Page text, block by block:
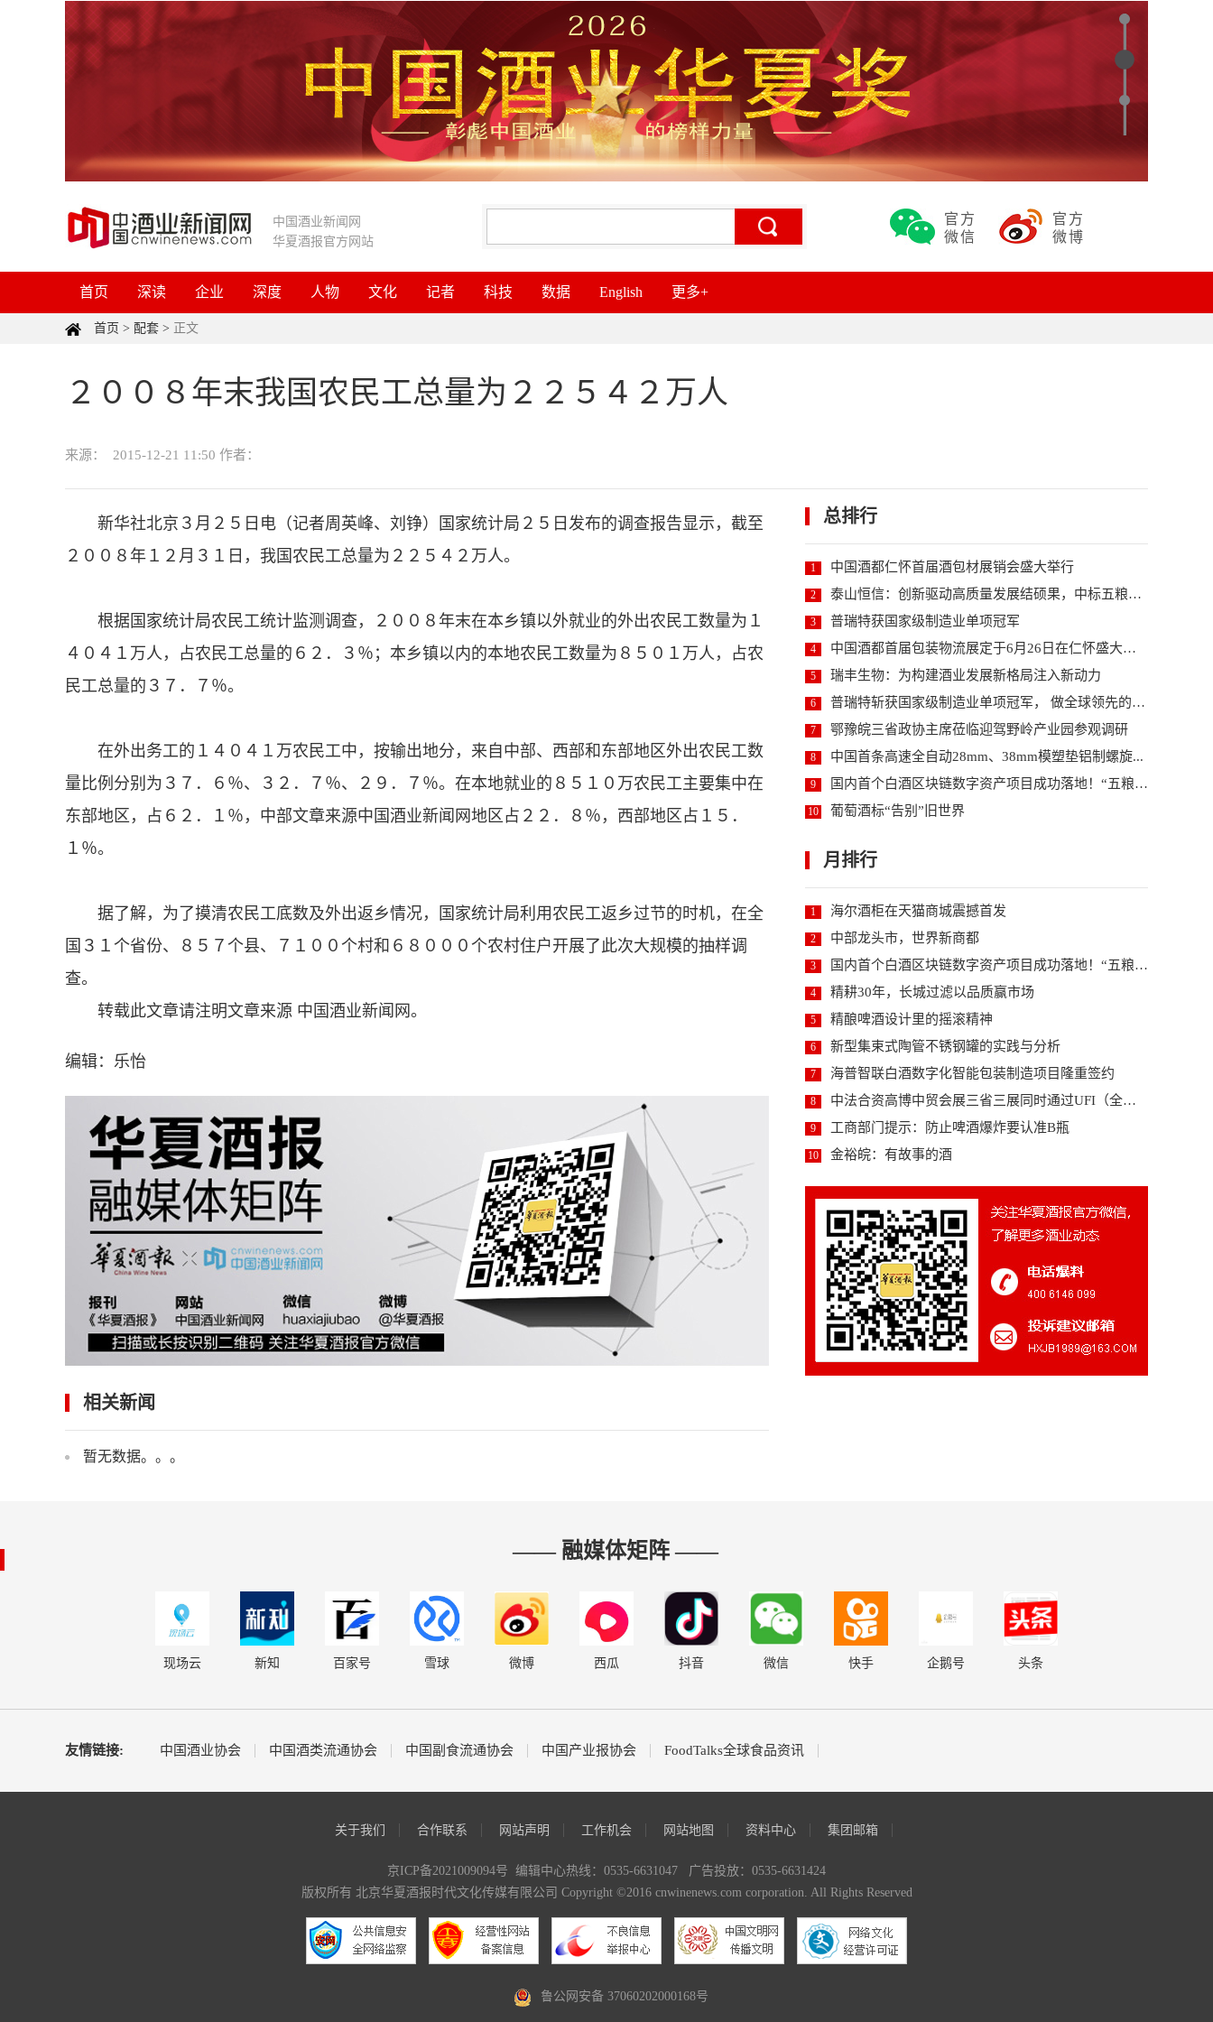
中国酒业新闻网
华夏酒报官方网站
官方
微信
官方
微博
首页 深读 企业 深度 人物 文化 记者 科技 数据 English 更多+
首页 > 配套 > 正文
２００８年末我国农民工总量为２２５４２万人
来源： 2015-12-21 11:50 作者：
新华社北京３月２５日电（记者周英峰、刘铮）国家统计局２５日发布的调查报告显示，截至
２００８年１２月３１日，我国农民工总量为２２５４２万人。
根据国家统计局农民工统计监测调查，２００８年末在本乡镇以外就业的外出农民工数量为１
４０４１万人，占农民工总量的６２．３％；本乡镇以内的本地农民工数量为８５０１万人，占农
民工总量的３７．７％。
在外出务工的１４０４１万农民工中，按输出地分，来自中部、西部和东部地区外出农民工数
量比例分别为３７．６％、３２．７％、２９．７％。在本地就业的８５１０万农民工主要集中在
东部地区，占６２．１％，中部文章来源中国酒业新闻网地区占２２．８％，西部地区占１５．
１％。
据了解，为了摸清农民工底数及外出返乡情况，国家统计局利用农民工返乡过节的时机，在全
国３１个省份、８５７个县、７１００个村和６８０００个农村住户开展了此次大规模的抽样调
查。
转载此文章请注明文章来源 中国酒业新闻网。
编辑：乐怡
相关新闻
暂无数据。。。
总排行
1 中国酒都仁怀首届酒包材展销会盛大举行
2 泰山恒信：创新驱动高质量发展结硕果，中标五粮液酒库...
3 普瑞特获国家级制造业单项冠军
4 中国酒都首届包装物流展定于6月26日在仁怀盛大启幕
5 瑞丰生物：为构建酒业发展新格局注入新动力
6 普瑞特斩获国家级制造业单项冠军， 做全球领先的高端...
7 鄂豫皖三省政协主席莅临迎驾野岭产业园参观调研
8 中国首条高速全自动28mm、38mm模塑垫铝制螺旋...
9 国内首个白酒区块链数字资产项目成功落地！“五粮液数...
10 葡萄酒标“告别”旧世界
月排行
1 海尔酒柜在天猫商城震撼首发
2 中部龙头市，世界新商都
3 国内首个白酒区块链数字资产项目成功落地！“五粮液数...
4 精耕30年，长城过滤以品质赢市场
5 精酿啤酒设计里的摇滚精神
6 新型集束式陶管不锈钢罐的实践与分析
7 海普智联白酒数字化智能包装制造项目隆重签约
8 中法合资高博中贸会展三省三展同时通过UFI（全球展...
9 工商部门提示：防止啤酒爆炸要认准B瓶
10 金裕皖：有故事的酒
—— 融媒体矩阵 ——
现场云 新知 百家号 雪球 微博 西瓜 抖音 微信 快手 企鹅号 头条
友情链接: 中国酒业协会 中国酒类流通协会 中国副食流通协会 中国产业报协会 FoodTalks全球食品资讯
关于我们 合作联系 网站声明 工作机会 网站地图 资料中心 集团邮箱
京ICP备2021009094号 编辑中心热线：0535-6631047 广告投放：0535-6631424
版权所有 北京华夏酒报时代文化传媒有限公司 Copyright ©2016 cnwinenews.com corporation. All Rights Reserved
鲁公网安备 37060202000168号